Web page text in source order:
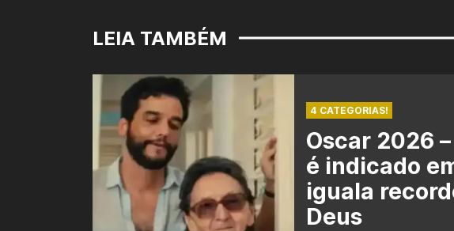
LEIA TAMBÉM
4 CATEGORIAS!
Oscar 2026
é indicado
iguala
Deus